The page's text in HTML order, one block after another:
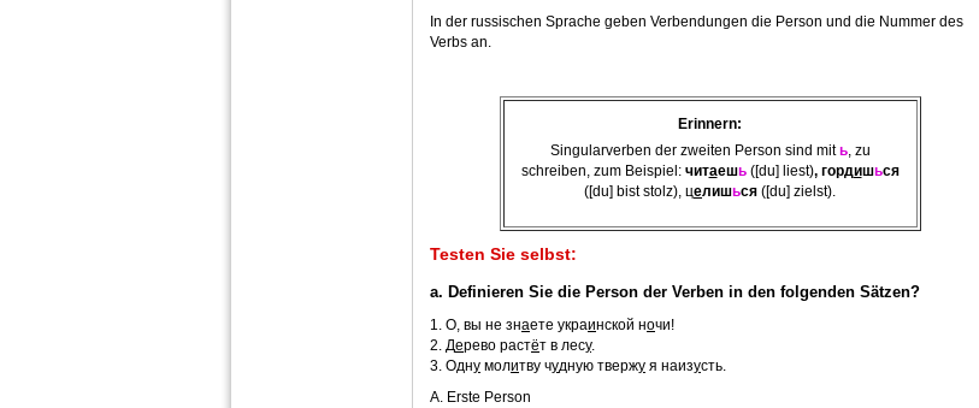
In der russischen Sprache geben Verbendungen die Person und die Nummer des
Verbs an.
Erinnern:
Singularverben der zweiten Person sind mitь, zu
schreiben, zum Beispiel: читаешь([du] liest), гордишься
([du] bist stolz), целишься ([du] zielst).
Testen Sie selbst:
a. Definieren Sie die Person der Verben in den folgenden Sätzen?
1. О, вы не знаете украинской ночи!
2. Дерево растёт в лесу.
3. Одну молитву чудную твержу я наизусть.
А. Erste Person